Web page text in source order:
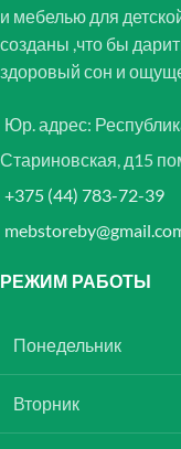
и мебелью для
созданы ,что бы
здоровый сон и
Юр. адрес:
Стариновская, д15
+375 (44) 783-72-39
РЕЖИМ РАБОТЫ
Понедельник
Вторник